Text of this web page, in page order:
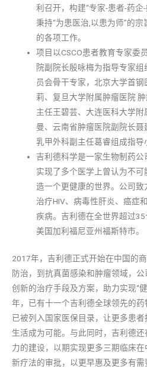
利召开，构建“专家-患者-药企
秉持“为患医治,以患为师”的
的各项工作。
项目以CSCO患者教育专家委
院副院长殷咏梅为指导专家组
员会骨干专家，北京大学首
莉、复旦大学附属肿瘤医院
主任王碧芸、大连医科大学
曼、云南省肿瘤医院副院长
乳甲外科副主任葛睿组成指导
吉利德科学是一家生物制药
实现了多个医学上曾认为不
造一个更健康的世界。公司
治疗HIV、病毒性肝炎、癌症
疾病。吉利德在全世界超过
美国加利福尼亚州福斯特市。
2017年，吉利德正式开始在中国的
防治，到抗真菌感染和肿瘤领域，
创新的治疗手段及方案，助力实现“
年，已有十一个吉利德全球领先的
已被列入国家医保目录，让更多患
生活成为可能。与此同时，吉利德
力的建设，以期实现更多三期临床
新疗法的审批，以更早惠及更多有需